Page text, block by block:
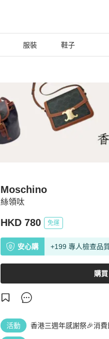
服裝 鞋子
絲領呔
Moschino
HKD 780 免運
安心購 +199 專人檢查品
購買
活動
香港三週年感謝祭🎉消費